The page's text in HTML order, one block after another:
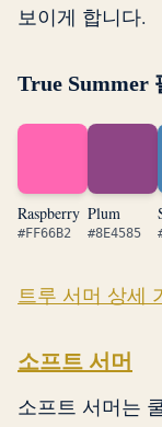
보이게 합니다.
True Summer
Raspberry
#FF66B2
Plum
#8E4585
트루 서머 상세
소프트 서머
소프트 서머는